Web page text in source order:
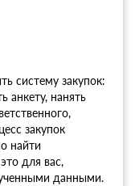
систему закупок:
анкету, нанять
закупок
найти
для вас,
данными.